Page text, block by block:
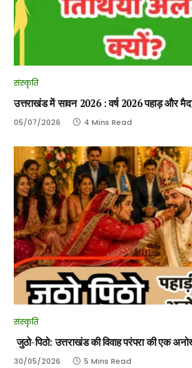
संस्कृति
उत्तराखंड में सावन 2026 : वर्ष 2026 पहाड़ और
05/07/2026 4 Mins Read
संस्कृति
जुठो-पिठो: उत्तराखंड की विवाह परंपरा की एक
30/05/2026 5 Mins Read